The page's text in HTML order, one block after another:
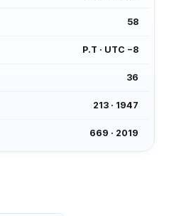
58
P.T · UTC −8
36
213 · 1947
669 · 2019